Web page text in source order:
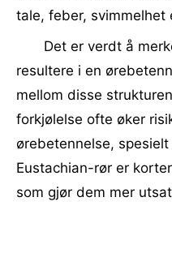
tale, feber, svimmelhet
Det er verdt å
resultere i en
mellom disse
forkjølelse ofte øker
ørebetennelse,
Eustachian-rør er
som gjør dem mer